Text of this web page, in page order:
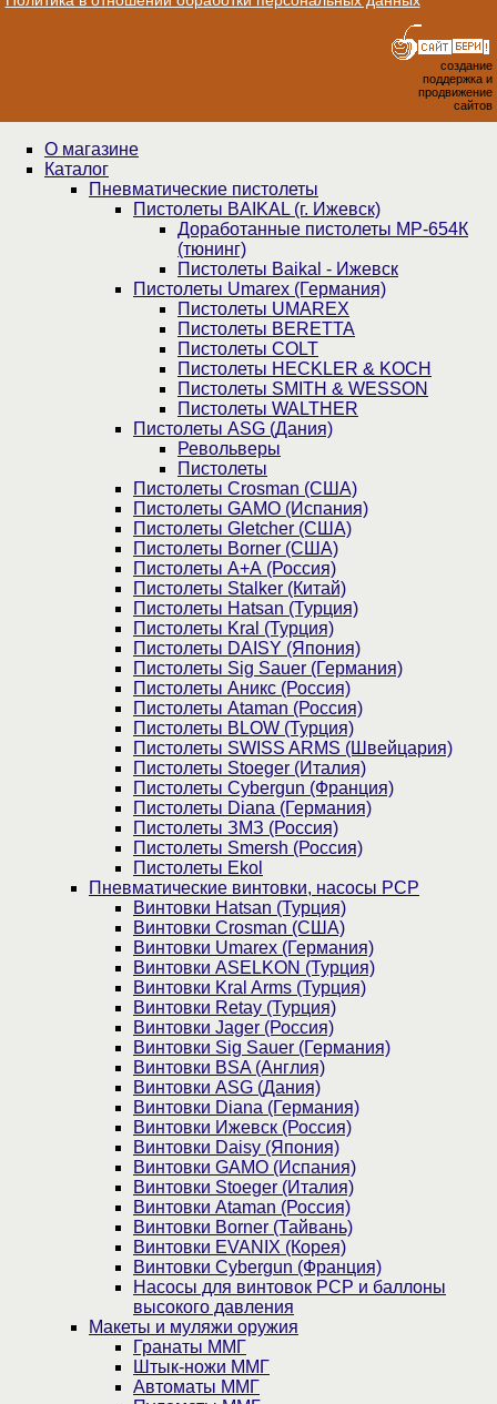
создание
поддержка и
продвижение
сайтов
О магазине
Каталог
Пнев­ма­ти­чес­кие пистолеты
Пистолеты BAIKAL (г. Ижевск)
Доработанные пистолеты МР-654К
(тюнинг)
Пистолеты Baikal - Ижевск
Пистолеты Umarex (Германия)
Пистолеты UMAREX
Пистолеты BERETTA
Пистолеты COLT
Пистолеты HECKLER & KOCH
Пистолеты SMITH & WESSON
Пистолеты WALTHER
Пистолеты ASG (Дания)
Револьверы
Пистолеты
Пистолеты Crosman (США)
Пистолеты GAMO (Испания)
Пистолеты Gletcher (США)
Пистолеты Borner (США)
Пистолеты А+А (Россия)
Пистолеты Stalker (Китай)
Пистолеты Hatsan (Турция)
Пистолеты Kral (Турция)
Пистолеты DAISY (Япония)
Пистолеты Sig Sauer (Германия)
Пистолеты Аникс (Россия)
Пистолеты Ataman (Россия)
Пистолеты BLOW (Турция)
Пистолеты SWISS ARMS (Швейцария)
Пистолеты Stoeger (Италия)
Пистолеты Cybergun (Франция)
Пистолеты Diana (Германия)
Пистолеты ЗМЗ (Россия)
Пистолеты Smersh (Россия)
Пистолеты Ekol
Пневматические винтовки, насосы PCP
Винтовки Hatsan (Турция)
Винтовки Crosman (США)
Винтовки Umarex (Германия)
Винтовки ASELKON (Турция)
Винтовки Kral Arms (Турция)
Винтовки Retay (Турция)
Винтовки Jager (Россия)
Винтовки Sig Sauer (Германия)
Винтовки BSA (Англия)
Винтовки ASG (Дания)
Винтовки Diana (Германия)
Винтовки Ижевск (Россия)
Винтовки Daisy (Япония)
Винтовки GAMO (Испания)
Винтовки Stoeger (Италия)
Винтовки Ataman (Россия)
Винтовки Borner (Тайвань)
Винтовки EVANIX (Корея)
Винтовки Cybergun (Франция)
Насосы для винтовок PCP и баллоны
высокого давления
Макеты и муляжи оружия
Гранаты ММГ
Штык-ножи ММГ
Автоматы ММГ